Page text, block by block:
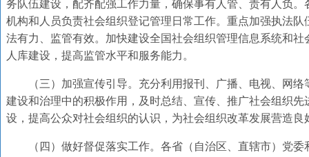
务队伍建设，配齐配强工作力量，确保事有人管、责有人负
机构和人员负责社会组织登记管理日常工作。重点加强执法
法有力、监管有效。加快建设全国社会组织管理信息系统和
人库建设，提高监管水平和服务能力。
（三）加强宣传引导。充分利用报刊、广播、电视、网
建设和治理中的积极作用，及时总结、宣传、推广社会组织
设，提高公众对社会组织的认识，为社会组织改革发展营造良
（四）做好督促落实工作。各省（自治区、直辖市）党